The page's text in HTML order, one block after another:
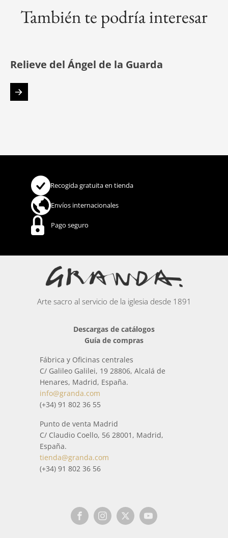
También te podría interesar
Relieve del Ángel de la Guarda
Recogida gratuita en tienda
Envíos internacionales
Pago seguro
Arte sacro al servicio de la iglesia desde 1891
Descargas de catálogos
Guía de compras
Fábrica y Oficinas centrales
C/ Galileo Galilei, 19 28806, Alcalá de
Henares, Madrid, España.
info@granda.com
(+34) 91 802 36 55
Punto de venta Madrid
C/ Claudio Coello, 56 28001, Madrid,
España.
tienda@granda.com
(+34) 91 802 36 56